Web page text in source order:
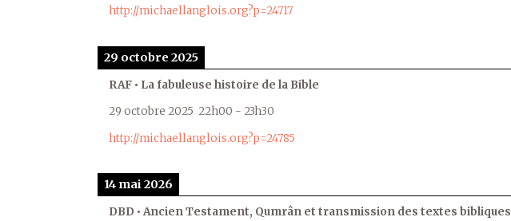
http://michaellanglois.org?p=24717
29 octobre 2025
RAF • La fabuleuse histoire de la Bible
29 octobre 2025 22h00 - 23h30
http://michaellanglois.org?p=24785
14 mai 2026
DBD • Ancien Testament, Qumrân et transmission des textes bibliques